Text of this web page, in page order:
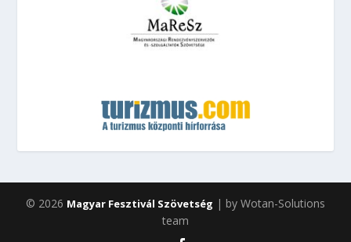
© 2026 Magyar Fesztivál Szövetség | by Wotan-Solutions
team